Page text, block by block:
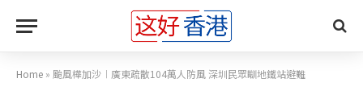
Home » 颱風樺加沙︱廣東疏散104萬人防風 深圳民眾瞓地鐵站避難